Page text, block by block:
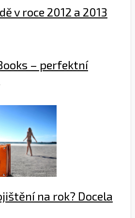
v roce 2012 a 2013
– perfektní
na rok? Docela